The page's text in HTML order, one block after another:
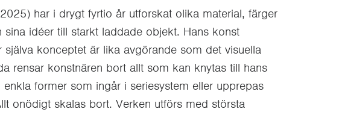
har i drygt fyrtio år utforskat olika material, färger
idéer till starkt laddade objekt. Hans konst
konceptet är lika avgörande som det visuella
rensar konstnären bort allt som kan knytas till hans
former som ingår i seriesystem eller upprepas
onödigt skalas bort. Verken utförs med största